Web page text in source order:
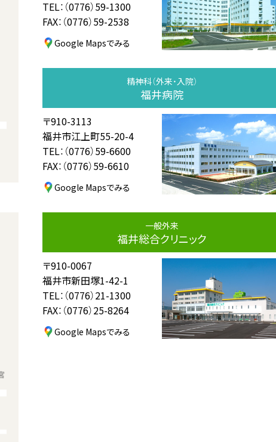
TEL：（0776）59-1300
FAX：（0776）59-2538
Google Mapsでみる
精神科（外来・入院）
福井病院
〒910-3113
福井市江上町55-20-4
TEL：（0776）59-6600
FAX：（0776）59-6610
Google Mapsでみる
一般外来
福井総合クリニック
〒910-0067
福井市新田塚1-42-1
TEL：（0776）21-1300
FAX：（0776）25-8264
Google Mapsでみる